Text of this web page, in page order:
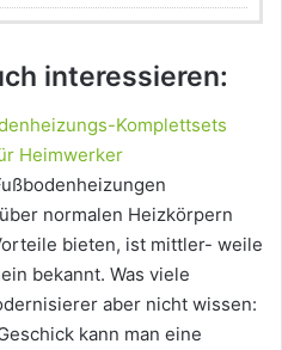
interessieren:
Komplettsets
Heimwerker
normalen Heizkörpern
bieten, ist mittler- weile
bekannt. Was viele
aber nicht wissen:
kann man eine